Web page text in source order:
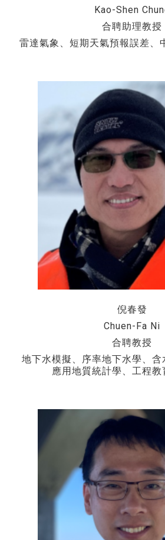
Kao-Shen
合聘助理教授
雷達氣象、短期天氣預報誤差、
倪春發
Chuen-Fa Ni
合聘教授
地下水模擬、序率地下水學、含
應用地質統計學、工程教